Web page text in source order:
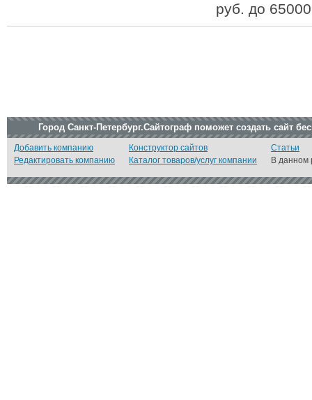
руб. до
Город Санкт-Петербург.Сайтограф поможет создать сайт
Добавить компанию
Редактировать компанию
Конструктор сайтов
Каталог товаров/услуг компании
Статьи
В данном